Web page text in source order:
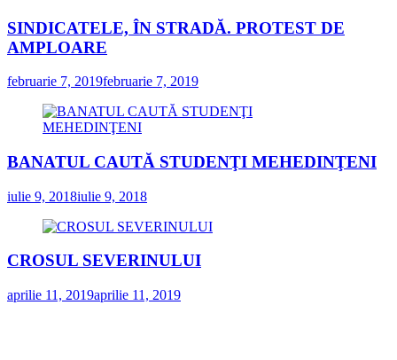
SINDICATELE, ÎN STRADĂ. PROTEST DE
AMPLOARE
februarie 7, 2019februarie 7, 2019
BANATUL CAUTĂ STUDENŢI MEHEDINŢENI
iulie 9, 2018iulie 9, 2018
CROSUL SEVERINULUI
aprilie 11, 2019aprilie 11, 2019